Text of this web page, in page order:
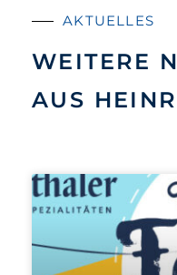
AKTUELLES
WEITERE
AUS